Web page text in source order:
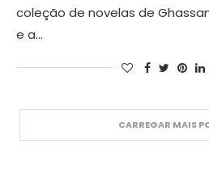
coleção de novelas de
e a…
CARREGAR MAIS